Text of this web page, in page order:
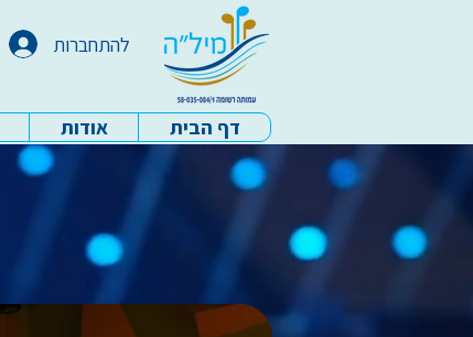
להתחברות
עמותת מיל"ה - דף הביתדף הבית אודות